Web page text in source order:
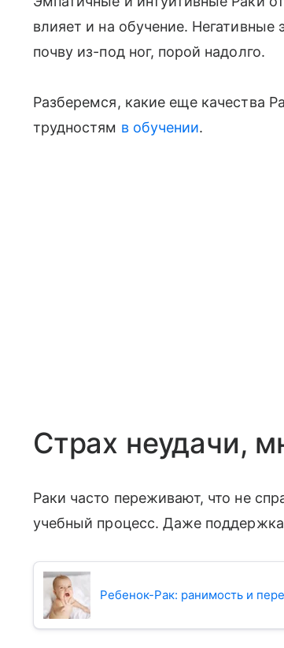
влияет и на обучение.
почву из-под ног, порой надолго.
Разберемся, какие еще качества
трудностям в обучении.
Страх неудачи,
Раки часто переживают, что не
учебный процесс. Даже поддержка
Ребенок-Рак: ранимость и